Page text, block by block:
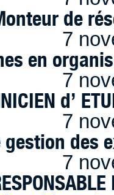
de
7
en
7
d’
7
gestion des
7